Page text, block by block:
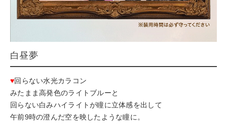
白昼夢
♥回らない水光カラコン
みたまま高発色のライトブルーと
回らない白みハイライトが瞳に立体感を出して
午前9時の澄んだ空を映したような瞳に。